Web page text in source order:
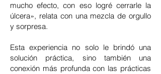
mucho efecto, con eso logré cerrarle la
úlcera», relata con una mezcla de orgullo
y sorpresa.
Esta experiencia no solo le brindó una
solución práctica, sino también una
conexión más profunda con las prácticas